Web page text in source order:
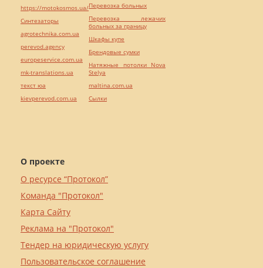
О проекте
О ресурсе “Протокол”
Команда "Протокол"
Карта Сайту
Реклама на "Протокол"
Тендер на юридическую услугу
Пользовательское соглашение
https://motokosmos.ua/
Синтезаторы
agrotechnika.com.ua
perevod.agency
europeservice.com.ua
mk-translations.ua
текст юа
kievperevod.com.ua
Перевозка больных
Перевозка лежачих
больных за границу
Шкафы купе
Брендовые сумки
Натяжные потолки Nova
Stelya
maltina.com.ua
Cылки